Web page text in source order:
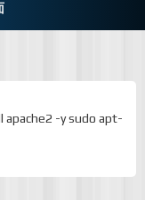
-y sudo apt-